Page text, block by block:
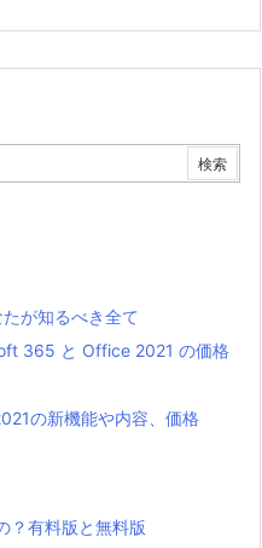
が知るべき全て
365 と Office 2021 の価格
の新機能や内容、価格
？有料版と無料版